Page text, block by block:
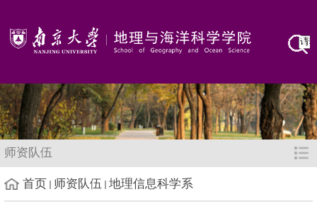
师资队伍
首页 师资队伍 地理信息科学系